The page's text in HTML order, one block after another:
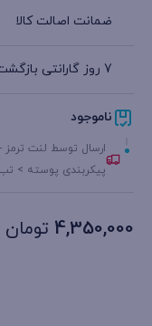
ضمانت اصالت کالا
7 روز گارانتی بازگشت وجه
ناموجود
ارسال توسط لنت
پیکربندی پوسته >
4,350,000 تومان